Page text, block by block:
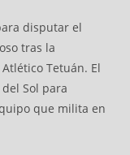
disputar el
tras la
Tetuán. El
Sol para
que milita en